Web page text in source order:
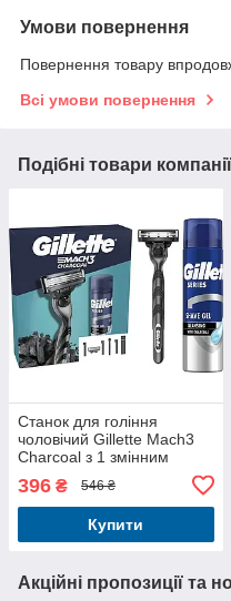
Умови повернення
Повернення товару
Всі умови повернення
Подібні товари компанії
Станок для гоління
чоловічий Gillette Mach3
Charcoal з 1 змінним
гоління Gillette
Очищаючий з вугіллям
396 ₴ 546 ₴
Купити
Акційні пропозиції та